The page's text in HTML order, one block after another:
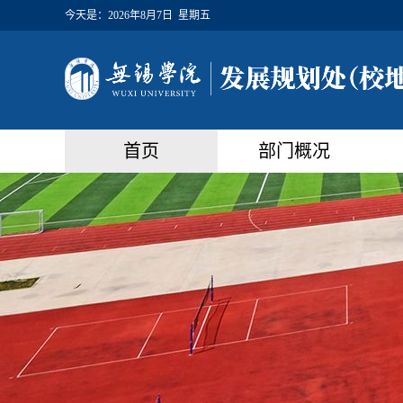
今天是： 2026年8月7日 星期五
首页 部门概况